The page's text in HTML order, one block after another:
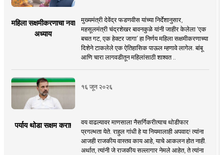
महिला सक्षमीकरणाचा नवा
अध्याय
मुख्यमंत्री देवेंद्र फडणवीस यांच्या निर्देशानुसार,
महसूलमंत्री चंद्रशेखर बावनकुळे यांनी जाहीर केलेला ‘एक
बचत गट, एक हेक्टर जागा’ हा निर्णय महिला सक्षमीकरणाच्या
दिशेने टाकलेले एक ऐतिहासिक पाऊल म्हणावे लागेल. बांबू
आणि चारा लागवडीतून महिलांसाठी शाश्वत ..
१६ जून २०२६
पर्याय थोडा सक्षम करा!
वय वाढल्यावर माणसाला नैसर्गिकरीत्याच थोडीफार
प्रगल्भता येते. राहुल गांधी हे या नियमालाही अपवाद! त्यांना
आजही राजकीय वास्तव काय आहे, याचे आकलन होत नाही.
अर्थात, त्यांनी जे राजकीय सल्लागार नेमले आहेत, ते त्यांना